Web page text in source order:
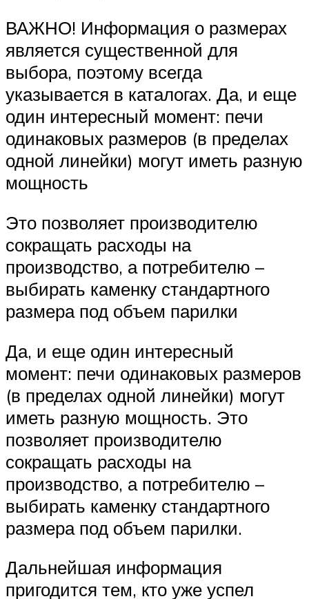
ВАЖНО! Информация о размерах
является существенной для
выбора, поэтому всегда
указывается в каталогах. Да, и еще
один интересный момент: печи
одинаковых размеров (в пределах
одной линейки) могут иметь разную
мощность
Это позволяет производителю
сокращать расходы на
производство, а потребителю –
выбирать каменку стандартного
размера под объем парилки
Да, и еще один интересный
момент: печи одинаковых размеров
(в пределах одной линейки) могут
иметь разную мощность. Это
позволяет производителю
сокращать расходы на
производство, а потребителю –
выбирать каменку стандартного
размера под объем парилки.
Дальнейшая информация
пригодится тем, кто уже успел